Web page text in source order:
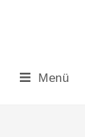
Menü